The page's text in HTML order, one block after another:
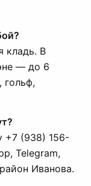
кладь. В
— до 6
гольф,
+7 (938) 156-
Telegram,
Иванова.